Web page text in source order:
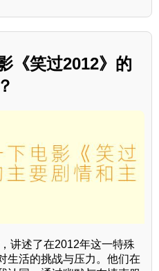
《笑过2012》的
讲述了在2012年这一特殊
生活的挑战与压力。他们在